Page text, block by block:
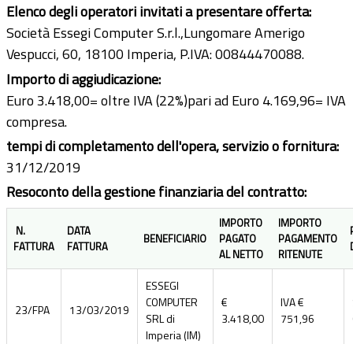
Elenco degli operatori invitati a presentare offerta:
Società Essegi Computer S.r.l.,Lungomare Amerigo
Vespucci, 60, 18100 Imperia, P.IVA: 00844470088.
Importo di aggiudicazione:
Euro 3.418,00= oltre IVA (22%)pari ad Euro 4.169,96= IVA
compresa.
tempi di completamento dell'opera, servizio o fornitura:
31/12/2019
Resoconto della gestione finanziaria del contratto:
N.
FATTURA
DATA
FATTURA
BENEFICIARIO
IMPORTO
PAGATO
AL NETTO
IMPORTO
PAGAMENTO
RITENUTE
23/FPA 13/03/2019
ESSEGI
COMPUTER
SRL di
Imperia (IM)
€
3.418,00
IVA €
751,96